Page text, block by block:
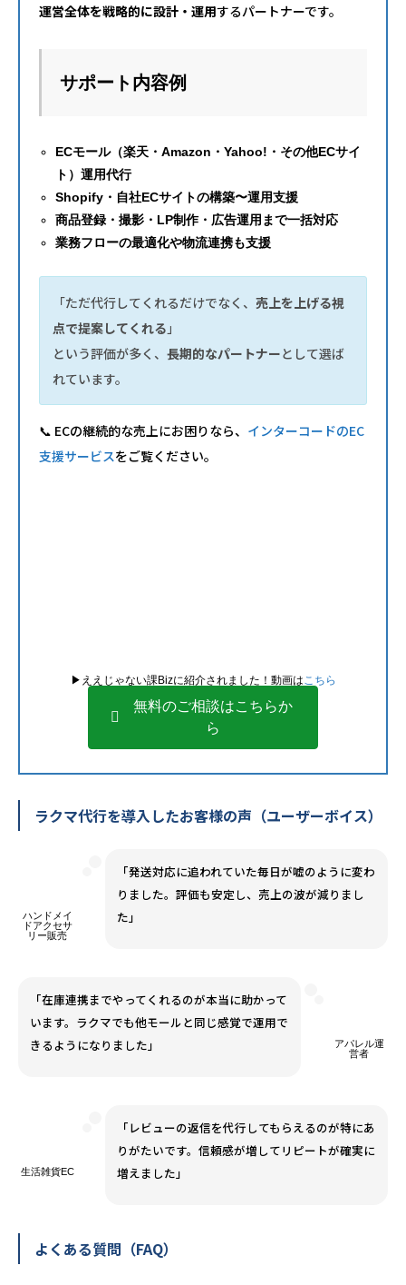
運営全体を戦略的に設計・運用するパートナーです。
サポート内容例
ECモール（楽天・Amazon・Yahoo!・その他ECサイ
ト）運用代行
Shopify・自社ECサイトの構築〜運用支援
商品登録・撮影・LP制作・広告運用まで一括対応
業務フローの最適化や物流連携も支援
「ただ代行してくれるだけでなく、 売上を上げる視
点で提案してくれる 」
という評価が多く、 長期的なパートナーとして選ば
れています。
📞 ECの継続的な売上にお困りなら、 インターコードのEC
支援サービスをご覧ください。
▶︎ええじゃない課Bizに紹介されました！動画はこちら
無料のご相談はこちらか
ら
ラクマ代行を導入したお客様の声（ユーザーボイス）
ハンドメイ
ドアクセサ
リー販売
「発送対応に追われていた毎日が嘘のように変わ
りました。評価も安定し、売上の波が減りまし
た」
アパレル運
営者
「在庫連携までやってくれるのが本当に助かって
います。ラクマでも他モールと同じ感覚で運用で
きるようになりました」
生活雑貨EC
「レビューの返信を代行してもらえるのが特にあ
りがたいです。信頼感が増してリピートが確実に
増えました」
よくある質問（FAQ）